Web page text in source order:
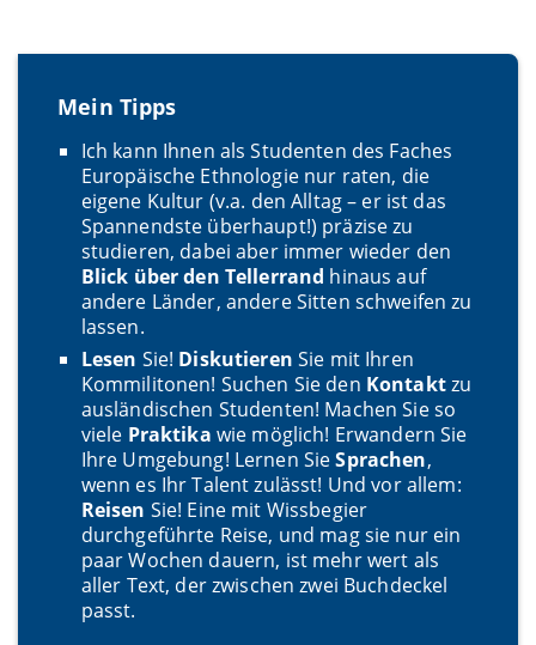
Mein Tipps
Ich kann Ihnen als Studenten des Faches
Europäische Ethnologie nur raten, die
eigene Kultur (v.a. den Alltag – er ist das
Spannendste überhaupt!) präzise zu
studieren, dabei aber immer wieder den
Blick über den Tellerrand hinaus auf
andere Länder, andere Sitten schweifen zu
lassen.
Lesen Sie! Diskutieren Sie mit Ihren
Kommilitonen! Suchen Sie den Kontaktzu
ausländischen Studenten! Machen Sie so
viele Praktika wie möglich! Erwandern Sie
Ihre Umgebung! Lernen SieSprachen,
wenn es Ihr Talent zulässt! Und vor allem:
Reisen Sie! Eine mit Wissbegier
durchgeführte Reise, und mag sie nur ein
paar Wochen dauern, ist mehr wert als
aller Text, der zwischen zwei Buchdeckel
passt.